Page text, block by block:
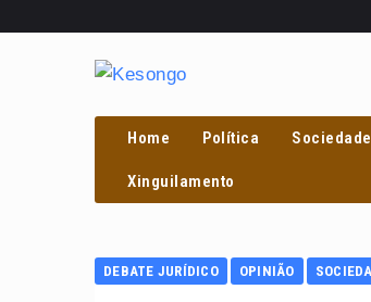
Home Política Sociedade
Xinguilamento
DEBATE JURÍDICO OPINIÃO